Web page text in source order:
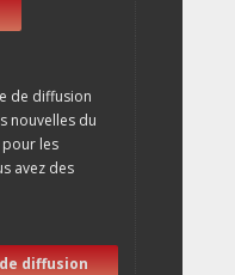
de diffusion
nouvelles du
pour les
avez des
diffusion